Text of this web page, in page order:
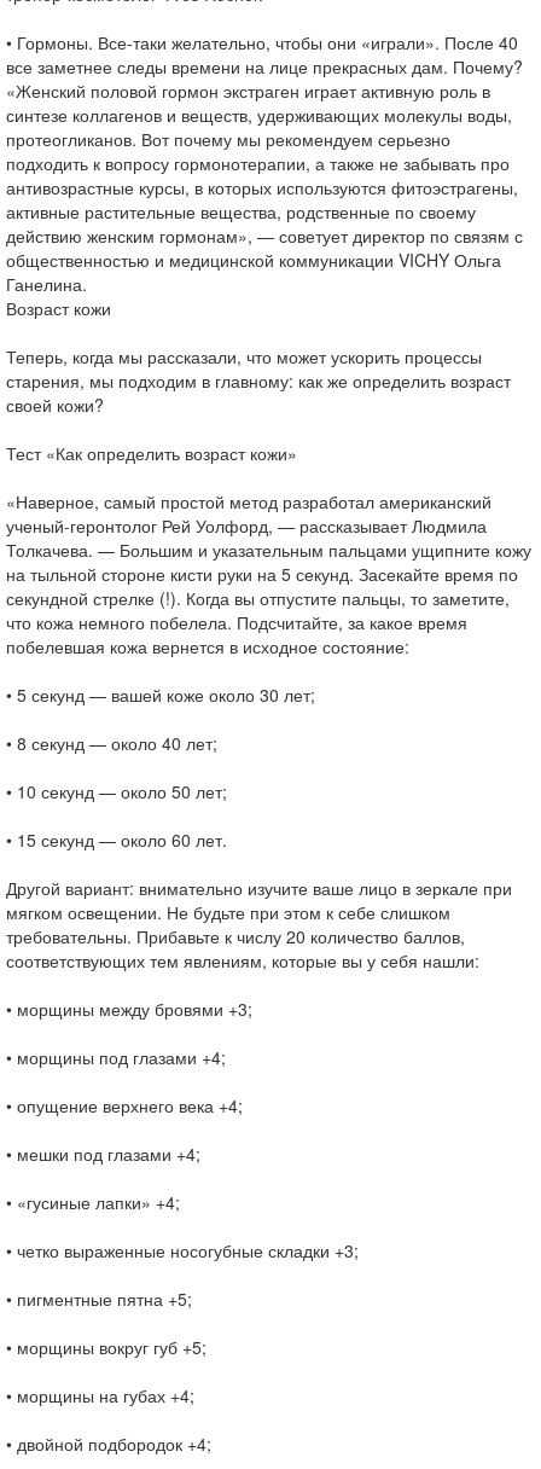
• Гормоны. Все-таки желательно, чтобы они «играли». После 40
все заметнее следы времени на лице прекрасных дам. Почему?
«Женский половой гормон экстраген играет активную роль в
синтезе коллагенов и веществ, удерживающих молекулы воды,
протеогликанов. Вот почему мы рекомендуем серьезно
подходить к вопросу гормонотерапии, а также не забывать про
антивозрастные курсы, в которых используются фитоэстрагены,
активные растительные вещества, родственные по своему
действию женским гормонам», — советует директор по связям с
общественностью и медицинской коммуникации VICHY Ольга
Ганелина.
Возраст кожи
Теперь, когда мы рассказали, что может ускорить процессы
старения, мы подходим в главному: как же определить возраст
своей кожи?
Тест «Как определить возраст кожи»
«Наверное, самый простой метод разработал американский
ученый-геронтолог Рей Уолфорд, — рассказывает Людмила
Толкачева. — Большим и указательным пальцами ущипните кожу
на тыльной стороне кисти руки на 5 секунд. Засекайте время по
секундной стрелке (!). Когда вы отпустите пальцы, то заметите,
что кожа немного побелела. Подсчитайте, за какое время
побелевшая кожа вернется в исходное состояние:
• 5 секунд — вашей коже около 30 лет;
• 8 секунд — около 40 лет;
• 10 секунд — около 50 лет;
• 15 секунд — около 60 лет.
Другой вариант: внимательно изучите ваше лицо в зеркале при
мягком освещении. Не будьте при этом к себе слишком
требовательны. Прибавьте к числу 20 количество баллов,
соответствующих тем явлениям, которые вы у себя нашли:
• морщины между бровями +3;
• морщины под глазами +4;
• опущение верхнего века +4;
• мешки под глазами +4;
• «гусиные лапки» +4;
• четко выраженные носогубные складки +3;
• пигментные пятна +5;
• морщины вокруг губ +5;
• морщины на губах +4;
• двойной подбородок +4;